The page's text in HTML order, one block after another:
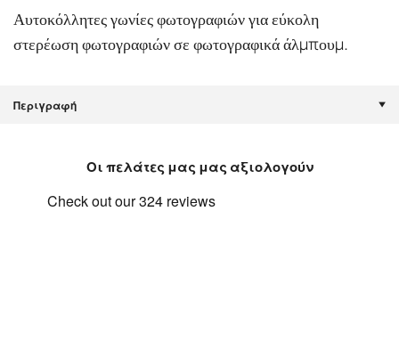
Αυτοκόλλητες γωνίες φωτογραφιών για εύκολη
στερέωση φωτογραφιών σε φωτογραφικά άλμπουμ.
Περιγραφή
Οι πελάτες μας μας αξιολογούν